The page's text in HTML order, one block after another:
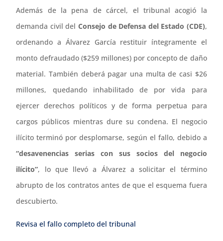
Además de la pena de cárcel, el tribunal acogió la
demanda civil del Consejo de Defensa del Estado (CDE),
ordenando a Álvarez García restituir íntegramente el
monto defraudado ($259 millones) por concepto de daño
material. También deberá pagar una multa de casi $26
millones, quedando inhabilitado de por vida para
ejercer derechos políticos y de forma perpetua para
cargos públicos mientras dure su condena. El negocio
ilícito terminó por desplomarse, según el fallo, debido a
“desavenencias serias con sus socios del negocio
ilícito”, lo que llevó a Álvarez a solicitar el término
abrupto de los contratos antes de que el esquema fuera
descubierto.
Revisa el fallo completo del tribunal